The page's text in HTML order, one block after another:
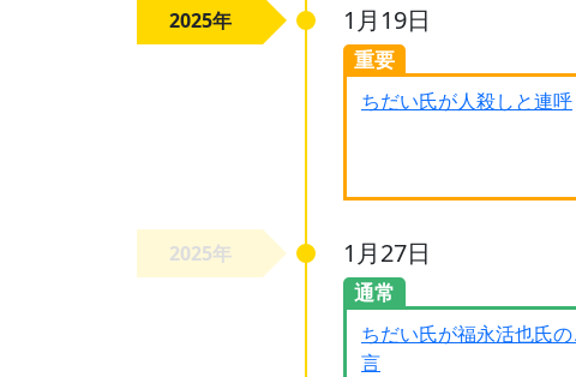
2025年 1月19日
重要
ちだい氏が人殺しと連呼
2025年 1月27日
通常
ちだい氏が福永活也氏
言